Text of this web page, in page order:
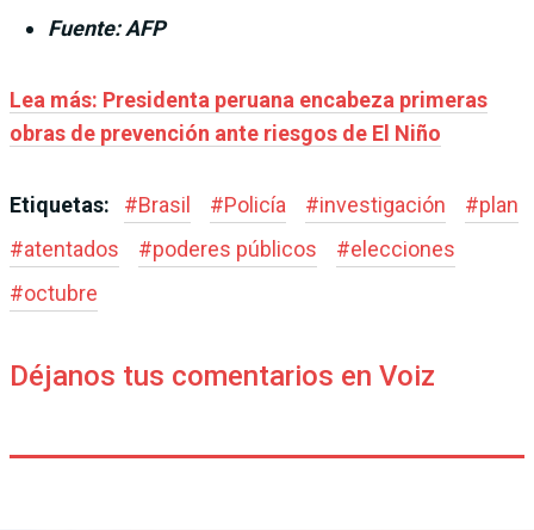
Fuente: AFP
Lea más: Presidenta peruana encabeza primeras
obras de prevención ante riesgos de El Niño
Etiquetas: #Brasil #Policía #investigación #plan
#atentados #poderes públicos #elecciones
#octubre
Déjanos tus comentarios en Voiz